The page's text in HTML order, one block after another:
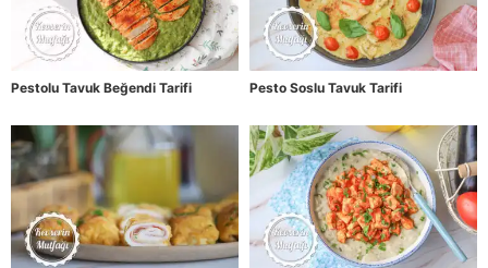
Pestolu Tavuk Beğendi Tarifi Pesto Soslu Tavuk Tarifi